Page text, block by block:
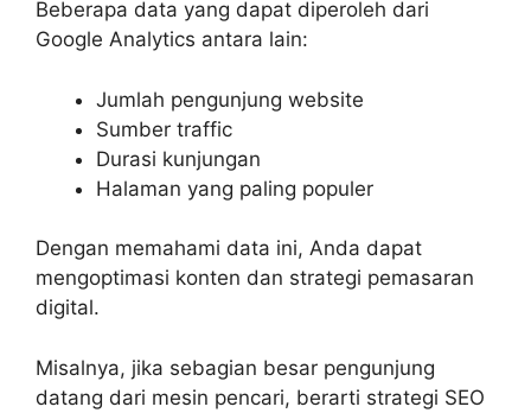
Beberapa data yang dapat diperoleh dari
Google Analytics antara lain:
Jumlah pengunjung website
Sumber traffic
Durasi kunjungan
Halaman yang paling populer
Dengan memahami data ini, Anda dapat
mengoptimasi konten dan strategi pemasaran
digital.
Misalnya, jika sebagian besar pengunjung
datang dari mesin pencari, berarti strategi SEO